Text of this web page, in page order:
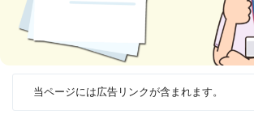
当ページには広告リンクが含まれます。